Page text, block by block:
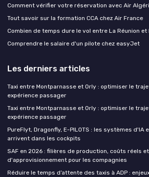
Comment vérifier votre réservation avec Air
Tout savoir sur la formation CCA chez Air France
Combien de temps dure le vol entre La Réunion et
Comprendre le salaire d'un pilote chez easyJet
Les derniers articles
Taxi entre Montparnasse et Orly : optimiser le
expérience passager
Taxi entre Montparnasse et Orly : optimiser le
expérience passager
PureFlyt, Dragonfly, E-PILOTS : les systèmes d'IA
arrivent dans les cockpits
SAF en 2026 : filières de production, coûts réels
d'approvisionnement pour les compagnies
Réduire le temps d’attente des taxis à ADP :